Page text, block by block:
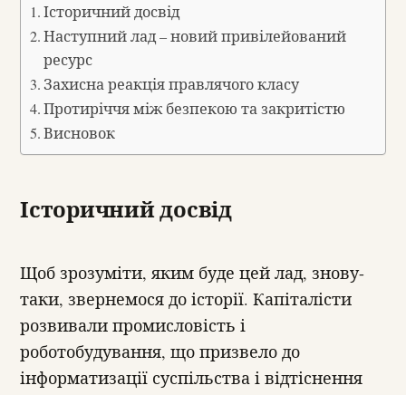
Історичний досвід
Наступний лад – новий привілейований
ресурс
Захисна реакція правлячого класу
Протиріччя між безпекою та закритістю
Висновок
Історичний досвід
Щоб зрозуміти, яким буде цей лад, знову-
таки, звернемося до історії. Капіталісти
розвивали промисловість і
роботобудування, що призвело до
інформатизації суспільства і відтіснення